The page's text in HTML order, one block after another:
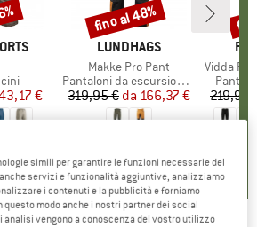
prodotti
ridotto
€
MARCHIO
LUNDHAGS
Articolo
Makke Pro Pant
Gruppo di prodotti
Pantaloni da escursionismo
Prezzo
319,95 € Prezzo ridotto
da 166,37 €
Sconto
fino al 48%
Articolo
Vidda Pro
219,95
simili per garantire le funzioni necessarie del
servizi e funzionalità aggiuntive, analizziamo
i contenuti e la pubblicità e forniamo
questo modo anche i nostri partner dei social
analisi vengono a conoscenza del vostro utilizzo